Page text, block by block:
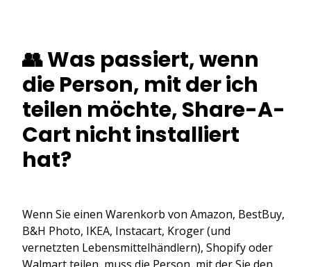
👥 Was passiert, wenn
die Person, mit der ich
teilen möchte, Share-A-
Cart nicht installiert
hat?
Wenn Sie einen Warenkorb von Amazon, BestBuy,
B&H Photo, IKEA, Instacart, Kroger (und
vernetzten Lebensmittelhändlern), Shopify oder